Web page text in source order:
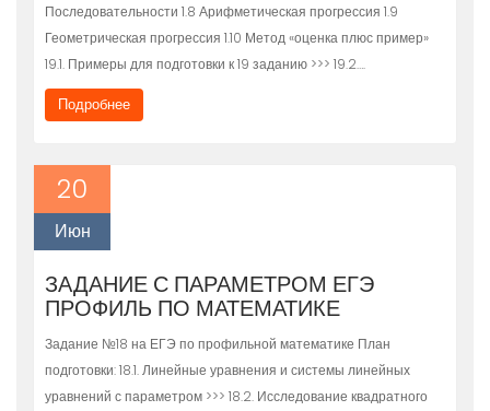
Последовательности 1.8 Арифметическая прогрессия 1.9
Геометрическая прогрессия 1.10 Метод «оценка плюс пример»
19.1. Примеры для подготовки к 19 заданию >>> 19.2….
Подробнее
20
Июн
ЗАДАНИЕ С ПАРАМЕТРОМ ЕГЭ
ПРОФИЛЬ ПО МАТЕМАТИКЕ
Задание №18 на ЕГЭ по профильной математике План
подготовки: 18.1. Линейные уравнения и системы линейных
уравнений с параметром >>> 18.2. Исследование квадратного